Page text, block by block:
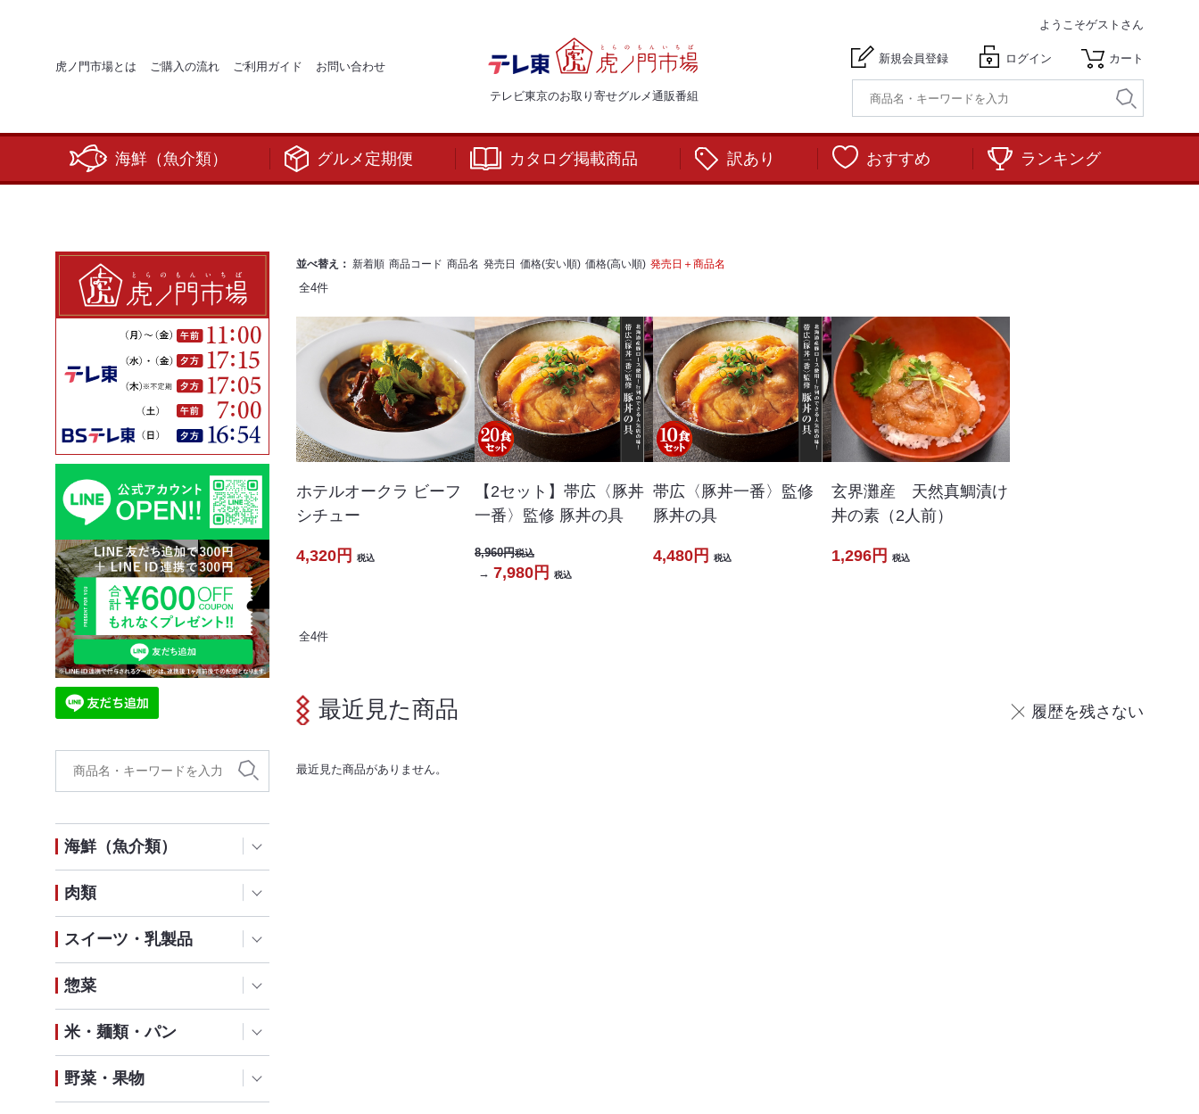
虎ノ門市場とは ご購入の流れ ご利用ガイド お問い合わせ
テレビ東京のお取り寄せグルメ通販番組
ようこそゲストさん
新規会員登録 ログイン カート
海鮮（魚介類） グルメ定期便 カタログ掲載商品 訳あり おすすめ ランキング
海鮮（魚介類）
肉類
スイーツ・乳製品
惣菜
米・麺類・パン
野菜・果物
並べ替え： 新着順 商品コード 商品名 発売日 価格(安い順) 価格(高い順) 発売日＋商品名
全4件
ホテルオークラ ビーフ
シチュー
4,320円 税込
【2セット】帯広〈豚丼
一番〉監修 豚丼の具
8,960円税込
→ 7,980円 税込
帯広〈豚丼一番〉監修
豚丼の具
4,480円 税込
玄界灘産 天然真鯛漬け
丼の素（2人前）
1,296円 税込
全4件
最近見た商品 履歴を残さない
最近見た商品がありません。